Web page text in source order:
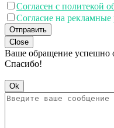
Согласен с политекой
Согласие на рекламные
Отправить
Close
Ваше обращение успешно
Спасибо!
Ok